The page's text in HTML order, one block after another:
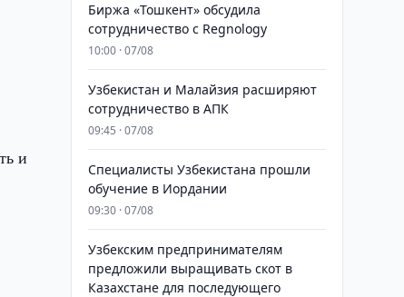
и
Биржа «Тошкент» обсудила
сотрудничество с Regnology
10:00 · 07/08
Узбекистан и Малайзия расширяют
сотрудничество в АПК
09:45 · 07/08
Специалисты Узбекистана прошли
обучение в Иордании
09:30 · 07/08
Узбекским предпринимателям
предложили выращивать скот в
Казахстане для последующего